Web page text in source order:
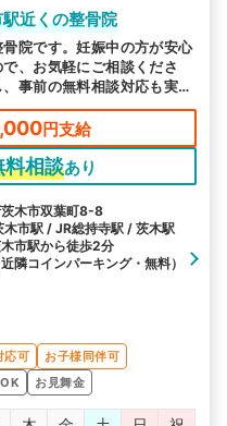
近くの整骨院
院です。妊娠中の方が安心
、お気軽にご相談くださ
事前の無料相談対応も実施
円支給
料相談あり
木市双葉町8-8
木市駅 / JR総持寺駅 / 茨木駅
市駅から徒歩2分
隣コインパーキング・無料）
応可
お子様同伴可
お見舞金